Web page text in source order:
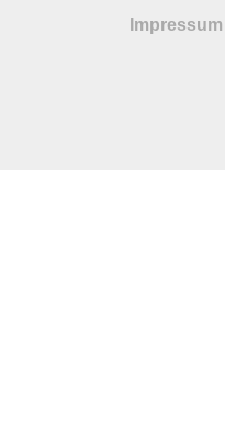
Impressum